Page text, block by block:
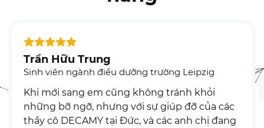
Hữu Trung
viên ngành điều dưỡng trường Leipzig
mới sang em cũng không tránh khỏi
bỡ ngỡ, nhưng với sự giúp đỡ của các
cô DECAMY tại Đức, và các anh chị đang